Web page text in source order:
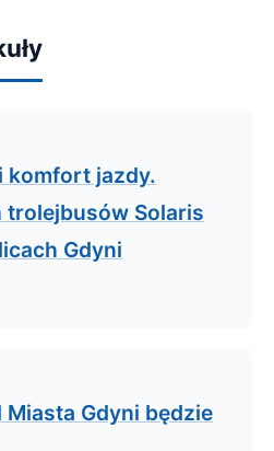
komfort jazdy.
trolejbusów Solaris
Gdyni
Gdyni będzie